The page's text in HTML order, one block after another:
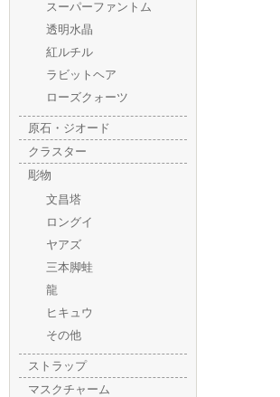
スーパーファントム
透明水晶
紅ルチル
ラビットヘア
ローズクォーツ
原石・ジオード
クラスター
彫物
文昌塔
ロングイ
ヤアズ
三本脚蛙
龍
ヒキュウ
その他
ストラップ
マスクチャーム